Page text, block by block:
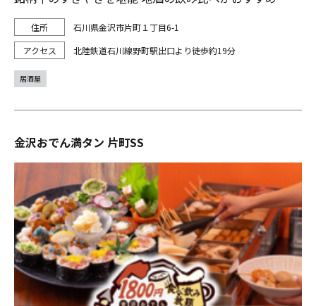
石川県金沢市片町１丁目6-1
北陸鉄道石川線野町駅出口より徒歩約19分
居酒屋
金沢おでん満タン 片町SS